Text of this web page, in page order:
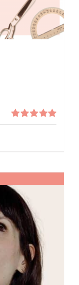
Bewertet